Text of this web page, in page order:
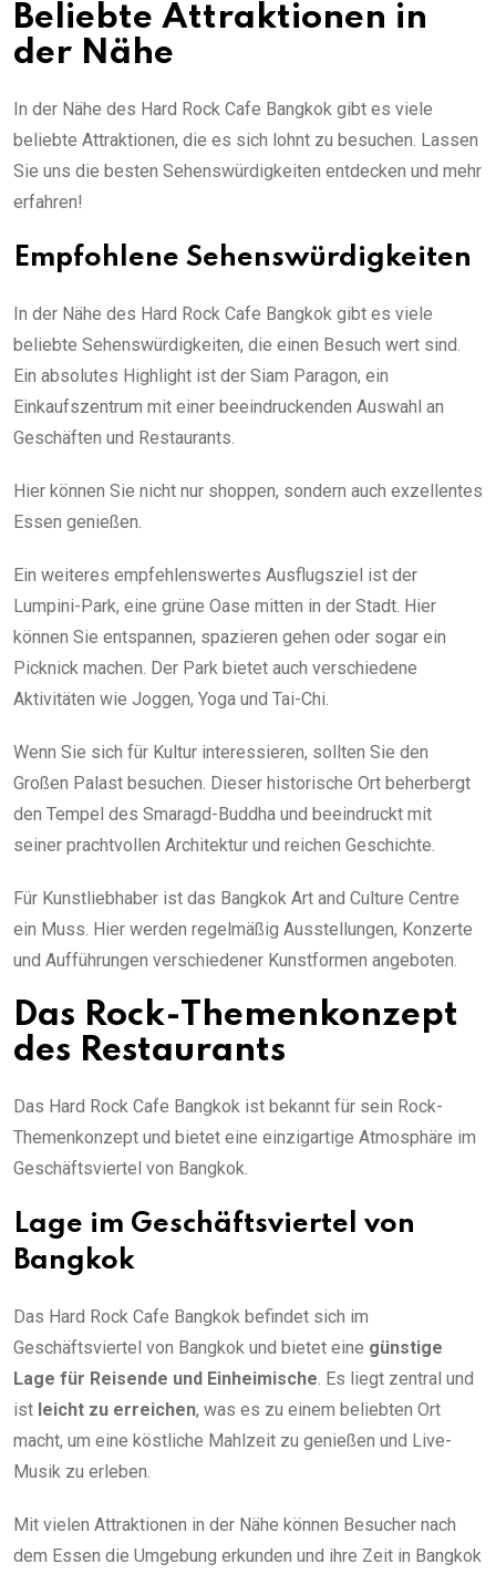
Beliebte Attraktionen in
der Nähe
In der Nähe des Hard Rock Cafe Bangkok gibt es viele
beliebte Attraktionen, die es sich lohnt zu besuchen. Lassen
Sie uns die besten Sehenswürdigkeiten entdecken und mehr
erfahren!
Empfohlene Sehenswürdigkeiten
In der Nähe des Hard Rock Cafe Bangkok gibt es viele
beliebte Sehenswürdigkeiten, die einen Besuch wert sind.
Ein absolutes Highlight ist der Siam Paragon, ein
Einkaufszentrum mit einer beeindruckenden Auswahl an
Geschäften und Restaurants.
Hier können Sie nicht nur shoppen, sondern auch exzellentes
Essen genießen.
Ein weiteres empfehlenswertes Ausflugsziel ist der
Lumpini-Park, eine grüne Oase mitten in der Stadt. Hier
können Sie entspannen, spazieren gehen oder sogar ein
Picknick machen. Der Park bietet auch verschiedene
Aktivitäten wie Joggen, Yoga und Tai-Chi.
Wenn Sie sich für Kultur interessieren, sollten Sie den
Großen Palast besuchen. Dieser historische Ort beherbergt
den Tempel des Smaragd-Buddha und beeindruckt mit
seiner prachtvollen Architektur und reichen Geschichte.
Für Kunstliebhaber ist das Bangkok Art and Culture Centre
ein Muss. Hier werden regelmäßig Ausstellungen, Konzerte
und Aufführungen verschiedener Kunstformen angeboten.
Das Rock-Themenkonzept
des Restaurants
Das Hard Rock Cafe Bangkok ist bekannt für sein Rock-
Themenkonzept und bietet eine einzigartige Atmosphäre im
Geschäftsviertel von Bangkok.
Lage im Geschäftsviertel von
Bangkok
Das Hard Rock Cafe Bangkok befindet sich im
Geschäftsviertel von Bangkok und bietet eine günstige
Lage für Reisende und Einheimische . Es liegt zentral und
ist leicht zu erreichen, was es zu einem beliebten Ort
macht, um eine köstliche Mahlzeit zu genießen und Live-
Musik zu erleben.
Mit vielen Attraktionen in der Nähe können Besucher nach
dem Essen die Umgebung erkunden und ihre Zeit in Bangkok